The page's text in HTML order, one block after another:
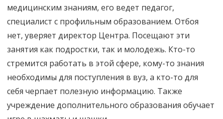
медицинским знаниям, его ведет педагог,
специалист с профильным образованием. Отбоя
нет, уверяет директор Центра. Посещают эти
занятия как подростки, так и молодежь. Кто-то
стремится работать в этой сфере, кому-то знания
необходимы для поступления в вуз, а кто-то для
себя черпает полезную информацию. Также
учреждение дополнительного образования обучает